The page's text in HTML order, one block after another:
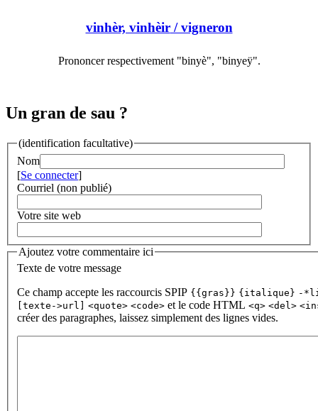
vinhèr, vinhèir/ vigneron
Prononcer respectivement "binyè", "binyeÿ".
Un gran de sau ?
(identification facultative)
Nom
[Se connecter]
Courriel (non publié)
Votre site web
Ajoutez votre commentaire ici
Texte de votre message
Ce champ accepte les raccourcis SPIP {{gras}} {italique} -
[texte->url]
<quote> <code> et le code HTML <q> <del>
créer des paragraphes, laissez simplement des lignes vides.